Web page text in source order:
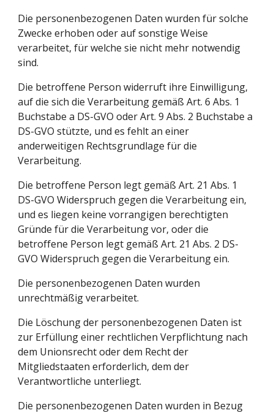
Die personenbezogenen Daten wurden für solche
Zwecke erhoben oder auf sonstige Weise
verarbeitet, für welche sie nicht mehr notwendig
sind.
Die betroffene Person widerruft ihre Einwilligung,
auf die sich die Verarbeitung gemäß Art. 6 Abs. 1
Buchstabe a DS-GVO oder Art. 9 Abs. 2 Buchstabe a
DS-GVO stützte, und es fehlt an einer
anderweitigen Rechtsgrundlage für die
Verarbeitung.
Die betroffene Person legt gemäß Art. 21 Abs. 1
DS-GVO Widerspruch gegen die Verarbeitung ein,
und es liegen keine vorrangigen berechtigten
Gründe für die Verarbeitung vor, oder die
betroffene Person legt gemäß Art. 21 Abs. 2 DS-
GVO Widerspruch gegen die Verarbeitung ein.
Die personenbezogenen Daten wurden
unrechtmäßig verarbeitet.
Die Löschung der personenbezogenen Daten ist
zur Erfüllung einer rechtlichen Verpflichtung nach
dem Unionsrecht oder dem Recht der
Mitgliedstaaten erforderlich, dem der
Verantwortliche unterliegt.
Die personenbezogenen Daten wurden in Bezug